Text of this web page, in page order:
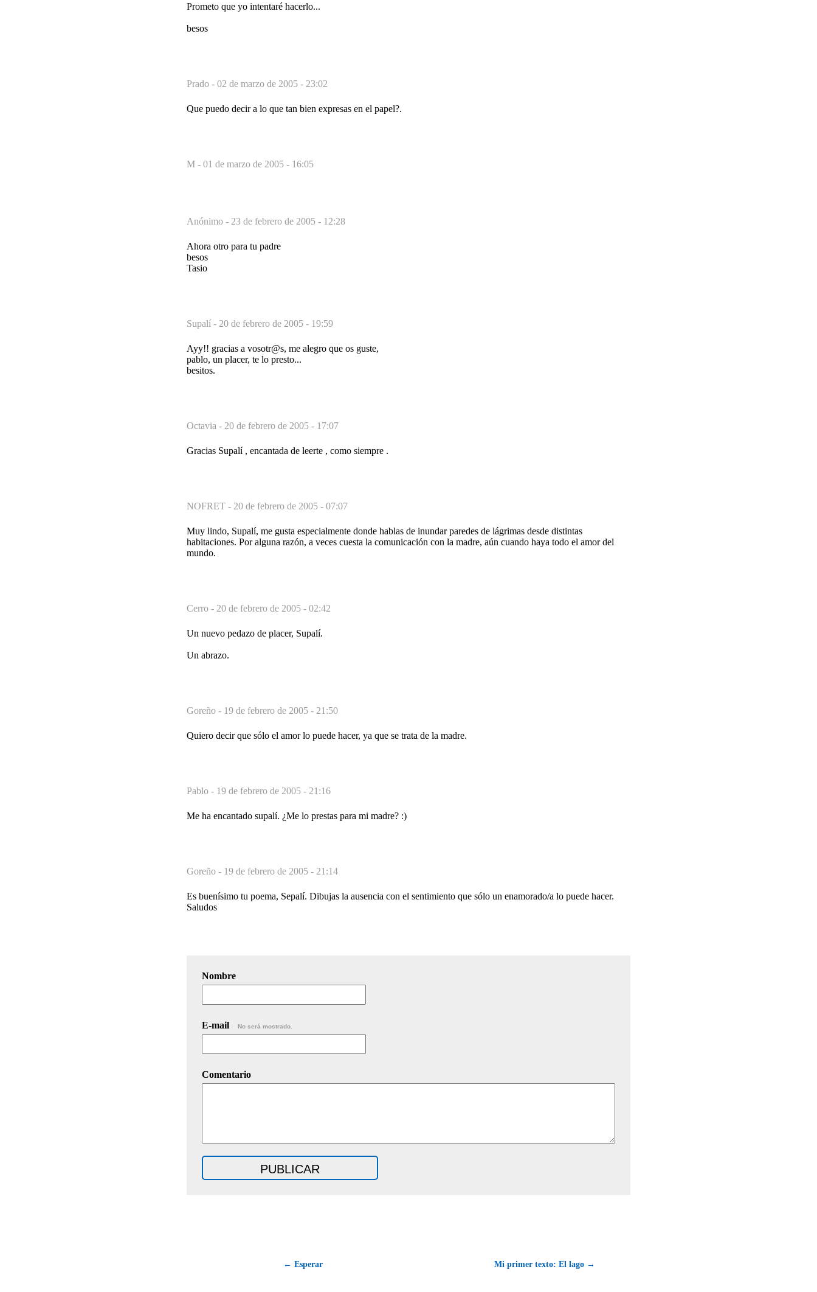
Prometo que yo intentaré hacerlo...
besos
Prado - 02 de marzo de 2005 - 23:02
Que puedo decir a lo que tan bien expresas en el papel?.
M - 01 de marzo de 2005 - 16:05
Anónimo - 23 de febrero de 2005 - 12:28
Ahora otro para tu padre
besos
Tasio
Supalí - 20 de febrero de 2005 - 19:59
Ayy!! gracias a vosotr@s, me alegro que os guste,
pablo, un placer, te lo presto...
besitos.
Octavia - 20 de febrero de 2005 - 17:07
Gracias Supalí , encantada de leerte , como siempre .
NOFRET - 20 de febrero de 2005 - 07:07
Muy lindo, Supalí, me gusta especialmente donde hablas de inundar paredes de lágrimas desde distintas
habitaciones. Por alguna razón, a veces cuesta la comunicación con la madre, aún cuando haya todo el amor del
mundo.
Cerro - 20 de febrero de 2005 - 02:42
Un nuevo pedazo de placer, Supalí.
Un abrazo.
Goreño - 19 de febrero de 2005 - 21:50
Quiero decir que sólo el amor lo puede hacer, ya que se trata de la madre.
Pablo - 19 de febrero de 2005 - 21:16
Me ha encantado supalí. ¿Me lo prestas para mi madre? :)
Goreño - 19 de febrero de 2005 - 21:14
Es buenísimo tu poema, Sepalí. Dibujas la ausencia con el sentimiento que sólo un enamorado/a lo puede hacer.
Saludos
Nombre
E-mail No será mostrado.
Comentario
← Esperar Mi primer texto: El lago →